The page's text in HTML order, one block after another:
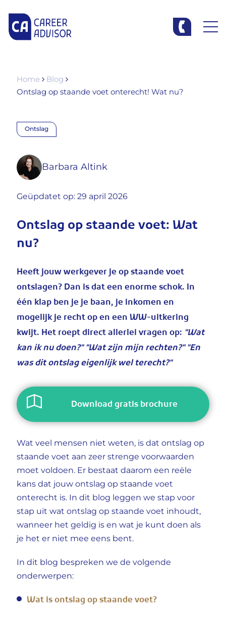
Home
Blog
Ontslag op staande voet onterecht! Wat nu?
Ontslag
Barbara Altink
Geüpdatet op: 29 april 2026
Ontslag op staande voet: Wat
nu?
Heeft jouw werkgever je op staande voet
ontslagen? Dan is dat een enorme schok. In
één klap ben je je baan, je inkomen en
mogelijk je recht op en een WW-uitkering
kwijt. Het roept direct allerlei vragen op:"Wat
kan ik nu doen?" "Wat zijn mijn rechten?" "En
was dit ontslag eigenlijk wel terecht?"
Download gratis brochure
Wat veel mensen niet weten, is dat ontslag op
staande voet aan zeer strenge voorwaarden
moet voldoen. Er bestaat daarom een reële
kans dat jouw ontslag op staande voet
onterecht is. In dit blog leggen we stap voor
stap uit wat ontslag op staande voet inhoudt,
wanneer het geldig is en wat je kunt doen als
je het er niet mee eens bent.
In dit blog bespreken we de volgende
onderwerpen:
Wat is ontslag op staande voet?